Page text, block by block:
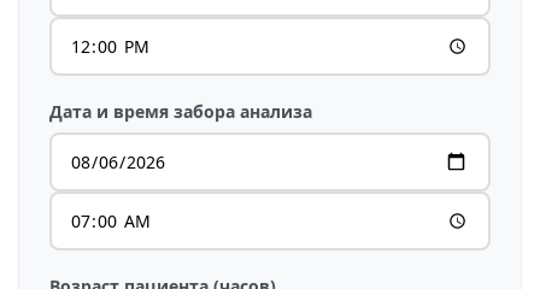
Дата и время забора анализа